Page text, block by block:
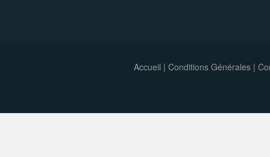
Accueil | Conditions Générales|